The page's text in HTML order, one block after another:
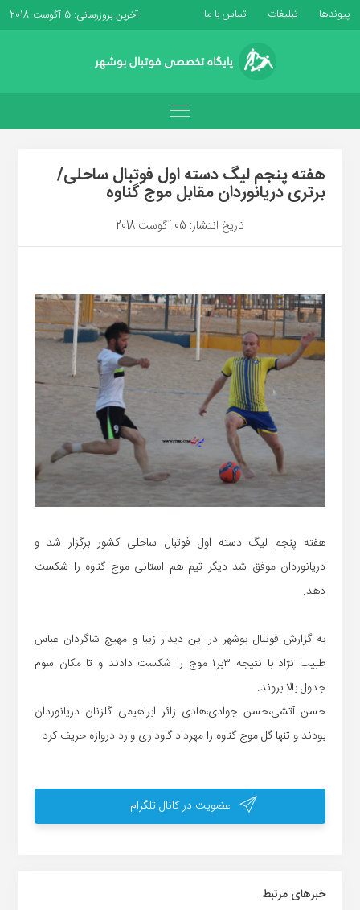
پیوندها تبلیغات تماس با ما آخرین بروزرسانی: 5 آگوست 2018
هفته پنجم لیگ دسته اول فوتبال ساحلی/
برتری دریانوردان مقابل موج گناوه
تاریخ انتشار: 05 آگوست 2018
هفته پنجم لیگ دسته اول فوتبال ساحلی کشور برگزار شد و
دریانوردان موفق شد دیگر تیم هم استانی موج گناوه را شکست
دهد.
به گزارش فوتبال بوشهر در این دیدار زیبا و مهیج شاگردان عباس
طبیب نژاد با نتیجه ۳بر۱ موج را شکست دادند و تا مکان سوم
جدول بالا بروند.
حسن آتشی،حسن جوادی،هادی زائر ابراهیمی گلزنان دریانوردان
بودند و تنها گل موج گناوه را مهرداد گاوداری وارد دروازه حریف کرد.
عضویت در کانال تلگرام
خبر‌های مرتبط